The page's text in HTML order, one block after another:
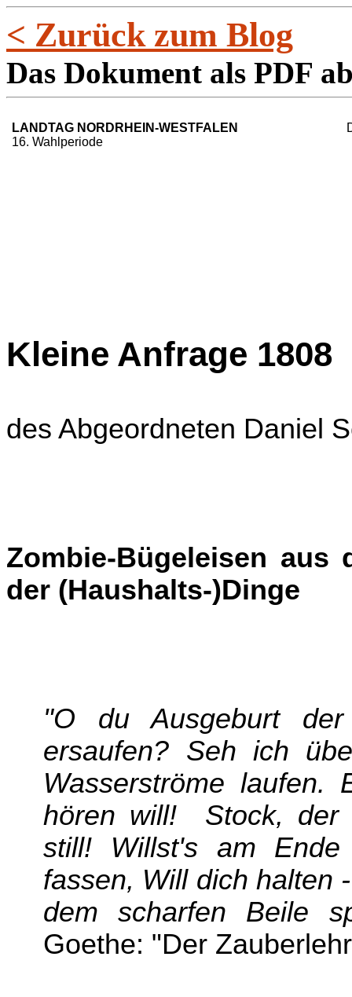
< Zurück zum Blog
Das Dokument als PDF
LANDTAG NORDRHEIN-WESTFALEN
16. Wahlperiode
Kleine Anfrage 1808
des Abgeordneten Daniel
Zombie-Bügeleisen aus
der (Haushalts-)Dinge
"O du Ausgeburt
ersaufen? Seh ich
Wasserströme laufen.
hören will! Stock, der
still! Willst's am
fassen, Will dich halten
dem scharfen Beile
Goethe: "Der